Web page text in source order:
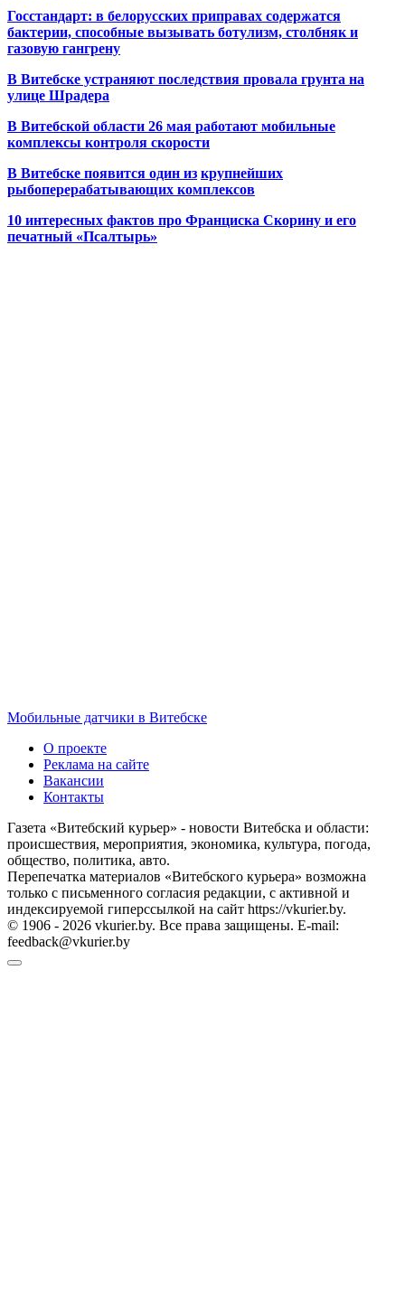
Госстандарт: в белорусских приправах содержатся
бактерии, способные вызывать ботулизм, столбняк и
газовую гангрену
В Витебске устраняют последствия провала грунта на
улице Шрадера
В Витебской области 26 мая работают мобильные
комплексы контроля скорости
В Витебске появится один из крупнейших
рыбоперерабатывающих комплексов
10 интересных фактов про Франциска Скорину и его
печатный «Псалтырь»
Мобильные датчики в Витебске
О проекте
Реклама на сайте
Вакансии
Контакты
Газета «Витебский курьер» - новости Витебска и области:
происшествия, мероприятия, экономика, культура, погода,
общество, политика, авто.
Перепечатка материалов «Витебского курьера» возможна
только с письменного согласия редакции, с активной и
индексируемой гиперссылкой на сайт https://vkurier.by.
© 1906 - 2026 vkurier.by. Все права защищены. E-mail:
feedback@vkurier.by